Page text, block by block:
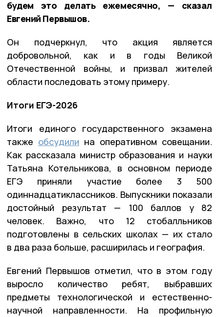
будем это делать ежемесячно, — сказал
Евгений Первышов.
Он подчеркнул, что акция является
добровольной, как и в годы Великой
Отечественной войны, и призвал жителей
области последовать этому примеру.
Итоги ЕГЭ-2026
Итоги единого государственного экзамена
также обсудили на оперативном совещании.
Как рассказала министр образования и науки
Татьяна Котельникова, в основном периоде
ЕГЭ приняли участие более 3 500
одиннадцатиклассников. Выпускники показали
достойный результат — 100 баллов у 82
человек. Важно, что 12 стобалльников
подготовлены в сельских школах — их стало
в два раза больше, расширилась и география.
Евгений Первышов отметил, что в этом году
выросло количество ребят, выбравших
предметы технологической и естественно-
научной направленности. На профильную